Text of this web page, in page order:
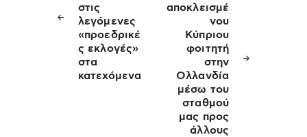
στις
λεγόμενες
«προεδρικέ
ς εκλογές»
στα
κατεχόμενα
αποκλεισμέ
νου
Κύπριου
φοιτητή
στην
Ολλανδία
μέσω του
σταθμού
μας προς
άλλους